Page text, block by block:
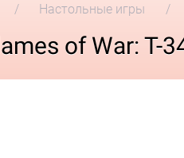
Настольные игры
of War: T-